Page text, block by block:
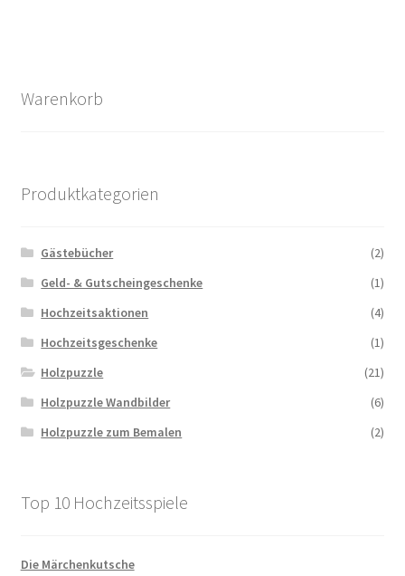
Warenkorb
Produktkategorien
Gästebücher
(2)
Geld- & Gutscheingeschenke
(1)
Hochzeitsaktionen
(4)
Hochzeitsgeschenke
(1)
Holzpuzzle
(21)
Holzpuzzle Wandbilder
(6)
Holzpuzzle zum Bemalen
(2)
Top 10 Hochzeitsspiele
Die Märchenkutsche